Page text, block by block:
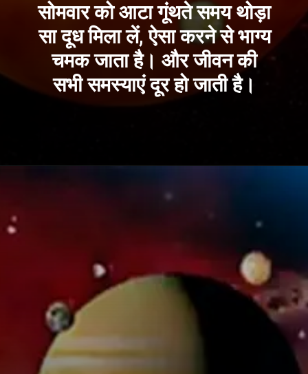
सोमवार को आटा गूंथते समय थोड़ा
सा दूध मिला लें, ऐसा करने से भाग्य
चमक जाता है। और जीवन की
सभी समस्याएं दूर हो जाती है।